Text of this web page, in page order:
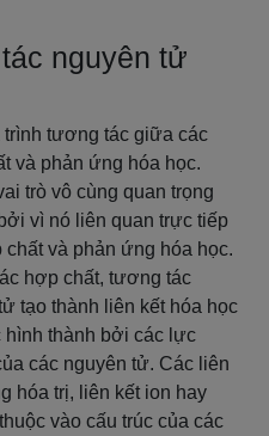
nguyên tử
tương tác giữa các
và phản ứng hóa học.
trò vô cùng quan trọng
vì nó liên quan trực tiếp
và phản ứng hóa học.
hợp chất, tương tác
tạo thành liên kết hóa học
thành bởi các lực
các nguyên tử. Các liên
hóa trị, liên kết ion hay
vào cấu trúc của các